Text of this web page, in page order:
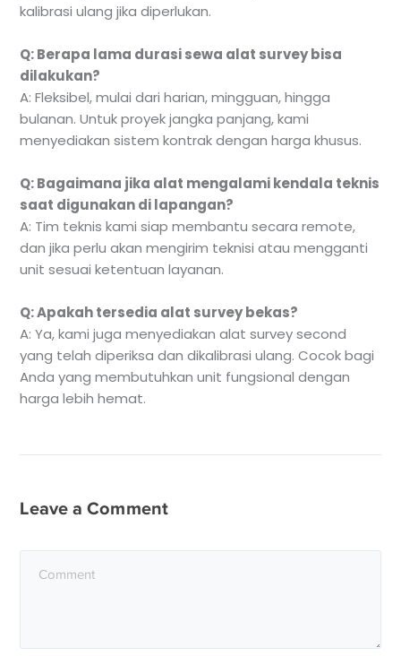
kalibrasi ulang jika diperlukan.
Q: Berapa lama durasi sewa alat survey bisa
dilakukan?
A: Fleksibel, mulai dari harian, mingguan, hingga
bulanan. Untuk proyek jangka panjang, kami
menyediakan sistem kontrak dengan harga khusus.
Q: Bagaimana jika alat mengalami kendala teknis
saat digunakan di lapangan?
A: Tim teknis kami siap membantu secara remote,
dan jika perlu akan mengirim teknisi atau mengganti
unit sesuai ketentuan layanan.
Q: Apakah tersedia alat survey bekas?
A: Ya, kami juga menyediakan alat survey second
yang telah diperiksa dan dikalibrasi ulang. Cocok bagi
Anda yang membutuhkan unit fungsional dengan
harga lebih hemat.
Leave a Comment